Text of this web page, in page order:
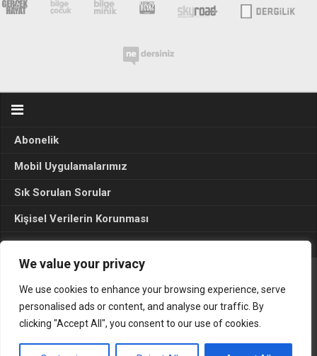
We value your privacy
We use cookies to enhance your browsing experience, serve
personalised ads or content, and analyse our traffic. By
clicking "Accept All", you consent to our use of cookies.
Abonelik
Mobil Uygulamalarımız
Sık Sorulan Sorular
Kişisel Verilerin Korunması
Seçim Sonuçları 2024
Gerçek Hayat © 2015. Her hakkı sakldır.